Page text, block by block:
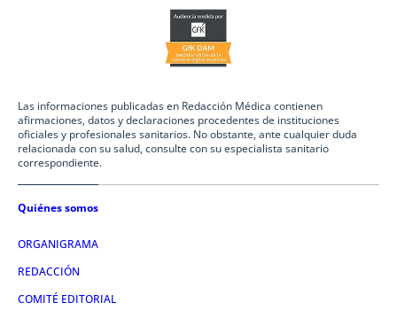
Las informaciones publicadas en Redacción Médica contienen
afirmaciones, datos y declaraciones procedentes de instituciones
oficiales y profesionales sanitarios. No obstante, ante cualquier duda
relacionada con su salud, consulte con su especialista sanitario
correspondiente.
Quiénes somos
ORGANIGRAMA
REDACCIÓN
COMITÉ EDITORIAL